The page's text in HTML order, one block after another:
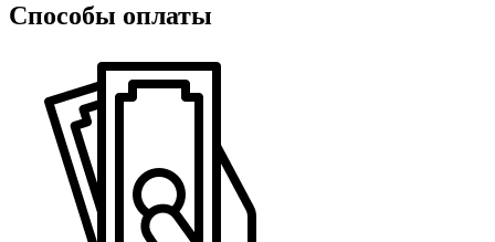
Способы оплаты